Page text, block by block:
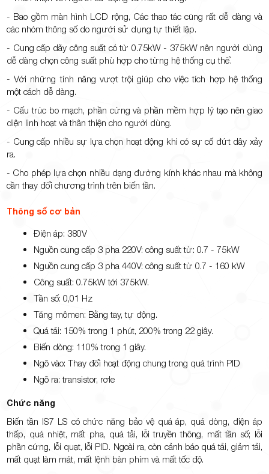
TP.HCM
- Bao gồm màn hình LCD rộng, Các thao tác cũng rất dễ dàng và
các nhóm thông số do người sử dụng tự thiết lập.
- Cung cấp dãy công suất có từ 0.75kW - 375kW nên người dùng
dễ dàng chọn công suất phù hợp cho từng hệ thống cụ thể.
- Với những tính năng vượt trội giúp cho việc tích hợp hệ thống
một cách dễ dàng.
- Cấu trúc bo mạch, phần cứng và phần mềm hợp lý tạo nên giao
diện linh hoạt và thân thiện cho người dùng.
- Cung cấp nhiều sự lựa chọn hoạt động khi có sự cố đứt dây xảy
ra.
- Cho phép lựa chọn nhiều dạng đường kính khác nhau mà không
cần thay đổi chương trình trên biến tần.
Thông số cơ bản
Điện áp: 380V
Nguồn cung cấp 3 pha 220V: công suất từ: 0.7 - 75kW
Nguồn cung cấp 3 pha 440V: công suất từ 0.7 - 160 kW
Công suất: 0.75kW tới 375kW.
Tần số: 0,01 Hz
Tăng mômen: Bằng tay, tự động.
Quá tải: 150% trong 1 phút, 200% trong 22 giây.
Biến dòng: 110% trong 1 giây.
Ngõ vào: Thay đổi hoạt động chung trong quá trình PID
Ngõ ra: transistor, rơle
Chức năng
Biến tần IS7 LS có chức năng bảo vệ quá áp, quá dòng, điện áp
thấp, quá nhiệt, mất pha, quá tải, lỗi truyền thông, mất tần số; lỗi
phần cứng, lỗi quạt, lỗi PID. Ngoài ra, còn cảnh báo quá tải, giảm tải,
mất quạt làm mát, mất lệnh bàn phím và mất tốc độ.